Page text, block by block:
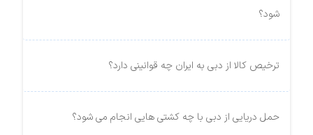
شود؟
ترخیص کالا از دبی به ایران چه قوانینی دارد؟
حمل دریایی از دبی با چه کشتی هایی انجام می شود؟